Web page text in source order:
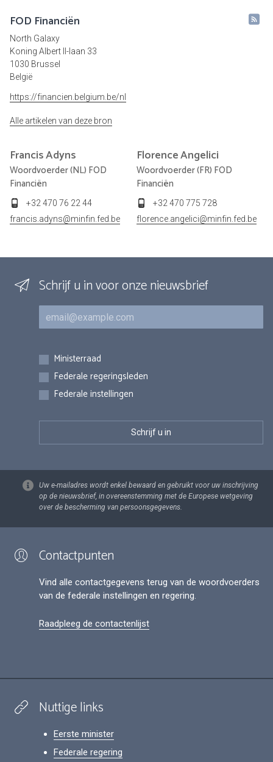
FOD Financiën
North Galaxy
Koning Albert II-laan 33
1030 Brussel
België
https://financien.belgium.be/nl
Alle artikelen van deze bron
FrancisAdyns
Woordvoerder (NL) FOD
Financiën
+32 470 76 22 44
francis.adyns@minfin.fed.be
FlorenceAngelici
Woordvoerder (FR) FOD
Financiën
+32 470 775 728
florence.angelici@minfin.fed.be
Schrijf u in voor onze nieuwsbrief
E-mail
Inschrijvingen
Ministerraad
Federale regeringsleden
Federale instellingen
Uw e-mailadres wordt enkel bewaard en gebruikt voor uw inschrijving
op de nieuwsbrief, in overeenstemming met de Europese wetgeving
over de bescherming van persoonsgegevens.
Contactpunten
Vind alle contactgegevens terug van de woordvoerders
van de federale instellingen en regering.
Raadpleeg de contactenlijst
Nuttige links
Eerste minister
Federale regering